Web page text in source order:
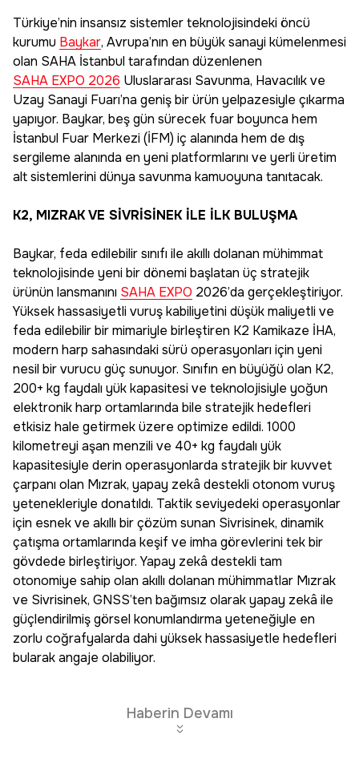
Türkiye’nin insansız sistemler teknolojisindeki öncü
kurumu Baykar, Avrupa’nın en büyük sanayi kümelenmesi
olan SAHA İstanbul tarafından düzenlenen
SAHA EXPO 2026 Uluslararası Savunma, Havacılık ve
Uzay Sanayi Fuarı’na geniş bir ürün yelpazesiyle çıkarma
yapıyor. Baykar, beş gün sürecek fuar boyunca hem
İstanbul Fuar Merkezi (İFM) iç alanında hem de dış
sergileme alanında en yeni platformlarını ve yerli üretim
alt sistemlerini dünya savunma kamuoyuna tanıtacak.
K2, MIZRAK VE SİVRİSİNEK İLE İLK BULUŞMA
Baykar, feda edilebilir sınıfı ile akıllı dolanan mühimmat
teknolojisinde yeni bir dönemi başlatan üç stratejik
ürünün lansmanını SAHA EXPO 2026’da gerçekleştiriyor.
Yüksek hassasiyetli vuruş kabiliyetini düşük maliyetli ve
feda edilebilir bir mimariyle birleştiren K2 Kamikaze İHA,
modern harp sahasındaki sürü operasyonları için yeni
nesil bir vurucu güç sunuyor. Sınıfın en büyüğü olan K2,
200+ kg faydalı yük kapasitesi ve teknolojisiyle yoğun
elektronik harp ortamlarında bile stratejik hedefleri
etkisiz hale getirmek üzere optimize edildi. 1000
kilometreyi aşan menzili ve 40+ kg faydalı yük
kapasitesiyle derin operasyonlarda stratejik bir kuvvet
çarpanı olan Mızrak, yapay zekâ destekli otonom vuruş
yetenekleriyle donatıldı. Taktik seviyedeki operasyonlar
için esnek ve akıllı bir çözüm sunan Sivrisinek, dinamik
çatışma ortamlarında keşif ve imha görevlerini tek bir
gövdede birleştiriyor. Yapay zekâ destekli tam
otonomiye sahip olan akıllı dolanan mühimmatlar Mızrak
ve Sivrisinek, GNSS’ten bağımsız olarak yapay zekâ ile
güçlendirilmiş görsel konumlandırma yeteneğiyle en
zorlu coğrafyalarda dahi yüksek hassasiyetle hedefleri
bularak angaje olabiliyor.
Haberin Devamı